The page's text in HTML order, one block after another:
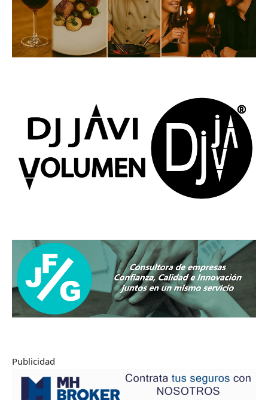
Publicidad